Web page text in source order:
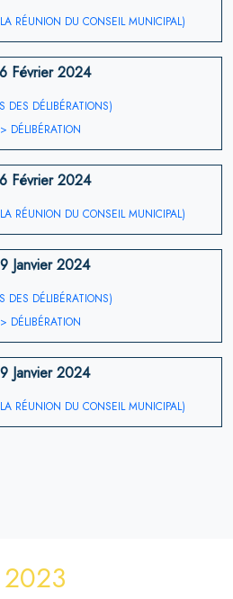
RÉUNION DU CONSEIL MUNICIPAL)
Février 2024
DES DÉLIBÉRATIONS)
> DÉLIBÉRATION
Février 2024
RÉUNION DU CONSEIL MUNICIPAL)
Janvier 2024
DES DÉLIBÉRATIONS)
> DÉLIBÉRATION
Janvier 2024
RÉUNION DU CONSEIL MUNICIPAL)